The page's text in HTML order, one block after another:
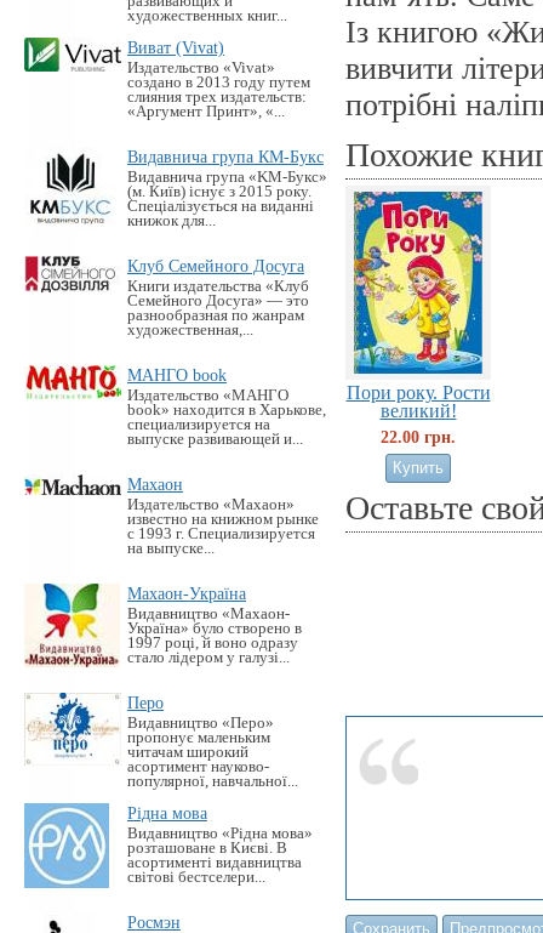
художественных книг...
Виват (Vivat)
Издательство «Vivat»
создано в 2013 году путем
слияния трех издательств:
«Аргумент Принт», «...
Видавнича група КМ-Букс
Видавнича група «KM-Букс»
(м. Київ) існує з 2015 року.
Спеціалізується на виданні
книжок для...
Клуб Семейного Досуга
Книги издательства «Клуб
Семейного Досуга» — это
разнообразная по жанрам
художественная,...
МАНГО book
Издательство «MАНГО
book» находится в Харькове,
специализируется на
выпуске развивающей и...
Махаон
Издательство «Махаон»
известно на книжном рынке
с 1993 г. Специализируется
на выпуске...
Махаон-Україна
Видавництво «Махаон-
Україна» було створено в
1997 році, й воно одразу
стало лідером у галузі...
Перо
Видавництво «Перо»
пропонує маленьким
читачам широкий
асортимент науково-
популярної, навчальної...
Рідна мова
Видавництво «Рідна мова»
розташоване в Києві. В
асортименті видавництва
світові бестселери...
Росмэн
Із книгою
вивчити
потрібні
Похожие
Пори року. Рости
великий!
22.00 грн.
Оставьте